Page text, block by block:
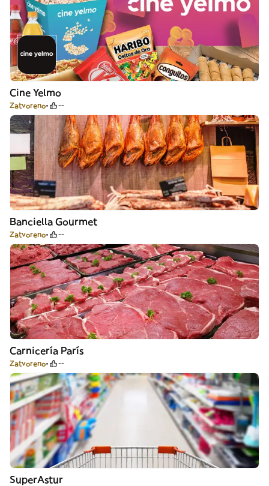
Cine Yelmo
Zatvoreno --
Banciella Gourmet
Zatvoreno --
Carnicería París
Zatvoreno --
SuperAstur